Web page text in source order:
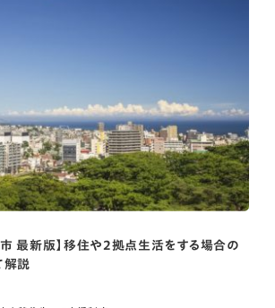
最新版】移住や2拠点生活をする場合の
解説